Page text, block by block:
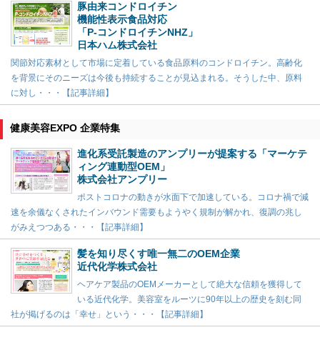
豚由来コンドロイチン
機能性表示食品対応
「P-コンドロイチンNHZ」
日本ハム株式会社
関節対応素材として市場に定着している食品原料のコンドロイチン。高齢化
を背景にそのニーズは今後も持続することが見込まれる。そうした中、原料
に対し・・・【記事詳細】
健康美容EXPO 企業特集
進化系受託製造のアンプリーが提案する「マーケテ
ィング連動型OEM」
株式会社アンプリー
ポストコロナの動きが水面下で加速している。コロナ禍で減
速を余儀なくされたインバウンド需要もようやく規制が解かれ、復調の兆し
がみえつつある・・・【記事詳細】
髪を知り尽くす唯一無二のOEM企業
近代化学株式会社
ヘアケア製品のOEMメーカーとして絶大な信頼を獲得して
いる近代化学。美容室をルーツに90年以上の歴史を刻む同
社が掲げるのは「幸せ」という・・・【記事詳細】